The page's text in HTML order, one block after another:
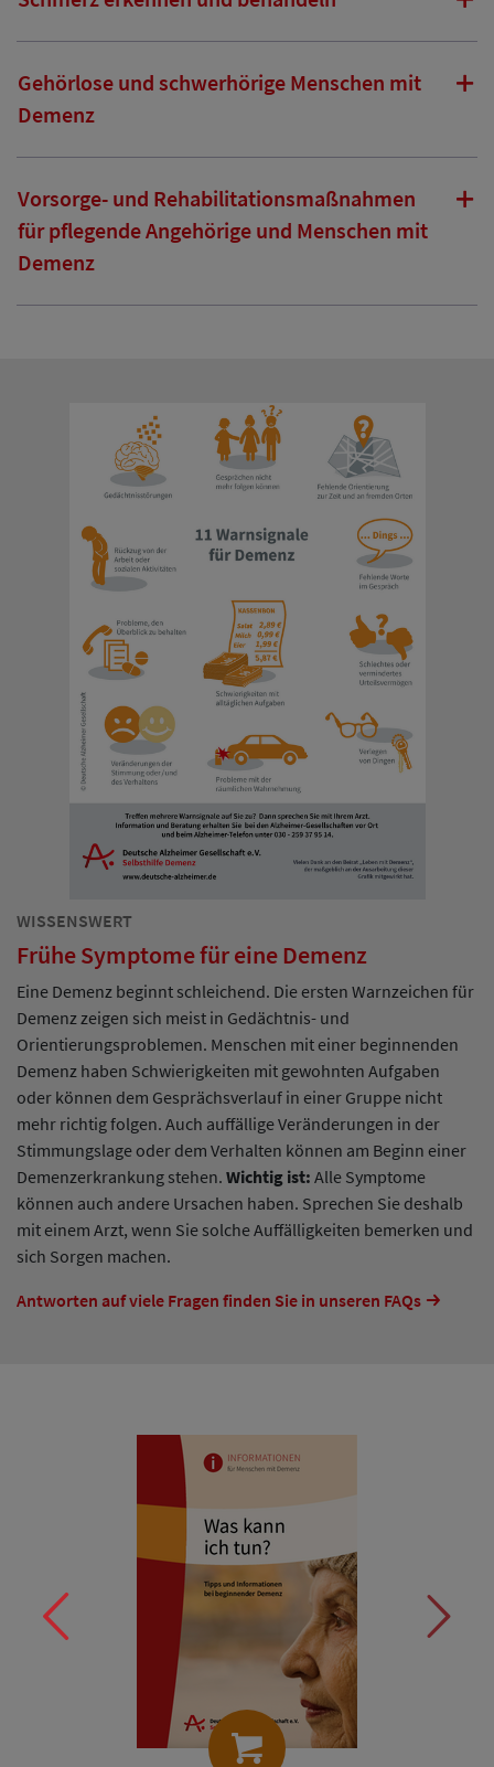
Gehörlose und schwerhörige Menschen mit
Demenz
Vorsorge- und Rehabilitationsmaßnahmen
für pflegende Angehörige und Menschen mit
Demenz
WISSENSWERT
Frühe Symptome für eine Demenz
Eine Demenz beginnt schleichend. Die ersten Warnzeichen für
Demenz zeigen sich meist in Gedächtnis- und
Orientierungsproblemen. Menschen mit einer beginnenden
Demenz haben Schwierigkeiten mit gewohnten Aufgaben
oder können dem Gesprächsverlauf in einer Gruppe nicht
mehr richtig folgen. Auch auffällige Veränderungen in der
Stimmungslage oder dem Verhalten können am Beginn einer
Demenzerkrankung stehen. Wichtig ist: Alle Symptome
können auch andere Ursachen haben. Sprechen Sie deshalb
mit einem Arzt, wenn Sie solche Auffälligkeiten bemerken und
sich Sorgen machen.
Antworten auf viele Fragen finden Sie in unseren FAQs